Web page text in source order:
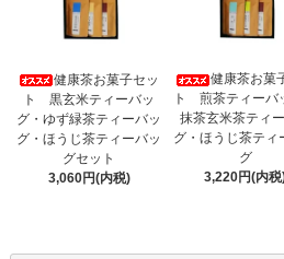
健康茶お菓子セッ
ト 黒玄米ティーバッ
グ・ゆず緑茶ティーバッ
グ・ほうじ茶ティーバッ
グセット
3,060円(内税)
健康茶お菓
ト 煎茶ティーバ
抹茶玄米茶ティ
グ・ほうじ茶ティ
グ
3,220円(内税